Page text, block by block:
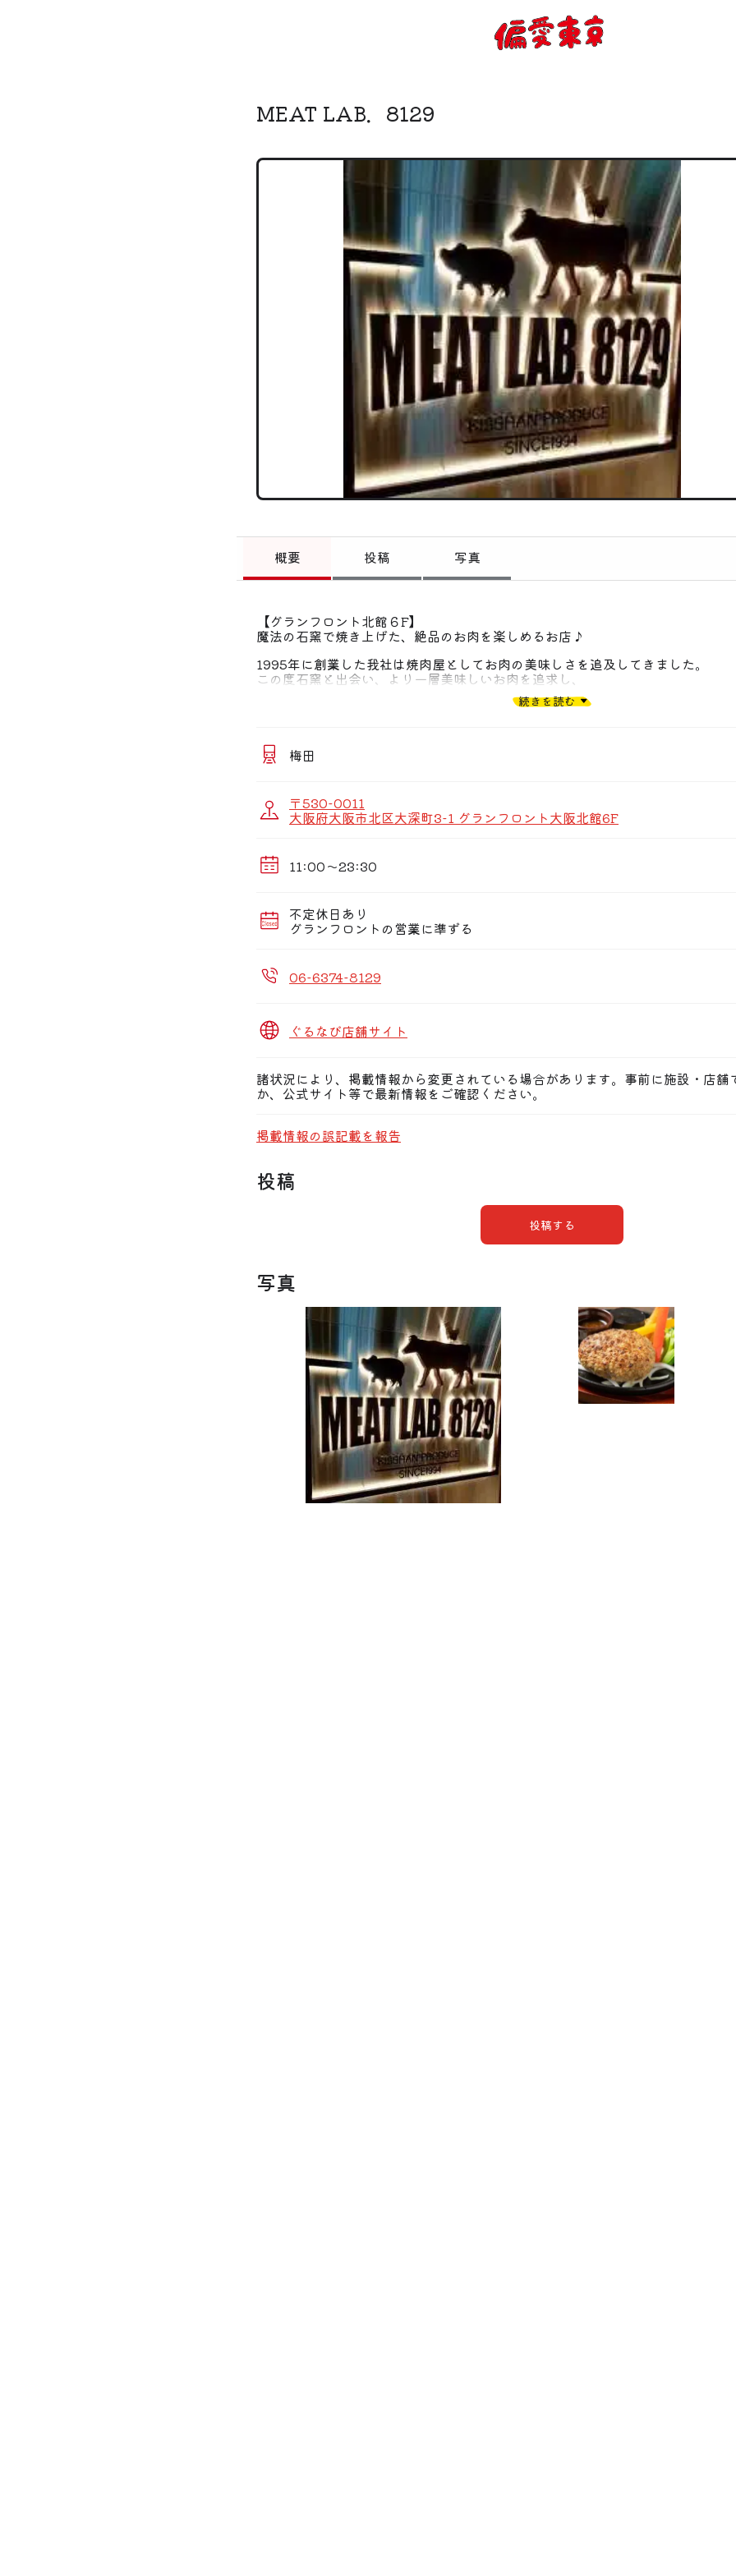
ログイン
会員登録
お知らせ
トップ
偏愛コミュニティ
投稿
偏愛記事
偏愛人
MEAT LAB．8129
概要 投稿 写真
【グランフロント北館６F】
魔法の石窯で焼き上げた、絶品のお肉を楽しめるお店♪
1995年に創業した我社は焼肉屋としてお肉の美味しさを追及してきました。
この度石窯と出会い、より一層美味しいお肉を追求し、
もっと沢山の人に食を通して楽しいひと時をお過ごし頂こうという想いから
お越し下さい。
続きを読む
梅田
〒530-0011
大阪府大阪市北区大深町3-1 グランフロント大阪北館6F
11:00〜23:30
不定休日あり
グランフロントの営業に準ずる
06-6374-8129
ぐるなび店舗サイト
諸状況により、掲載情報から変更されている場合があります。事前に施設・店舗
か、公式サイト等で最新情報をご確認ください。
掲載情報の誤記載を報告
投稿
投稿する
写真